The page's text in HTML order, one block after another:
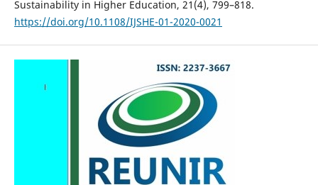
Sustainability in Higher Education, 21(4), 799–818.
https://doi.org/10.1108/IJSHE-01-2020-0021